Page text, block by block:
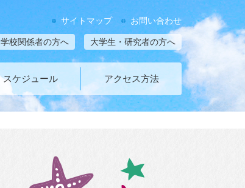
お問い合わせ
サイトマップ
大学生・研究者の方へ
学校関係者の方へ
スケジュール アクセス方法